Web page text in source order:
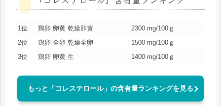
1位 鶏卵 卵黄 乾燥卵黄
2300 mg/100ｇ
2位
鶏卵 全卵 乾燥全卵
1500 mg/100ｇ
3位
鶏卵 卵黄 生 1400 mg/100ｇ
もっと「コレステロール」の含有量ランキングを見る